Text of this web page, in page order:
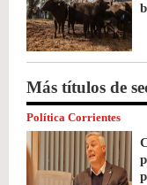
Más títulos de
Política Corrientes